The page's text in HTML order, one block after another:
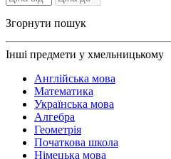
Згорнути пошук
Інші предмети у хмельницькому
Англійська мова
Математика
Українська мова
Алгебра
Геометрія
Початкова школа
Німецька мова